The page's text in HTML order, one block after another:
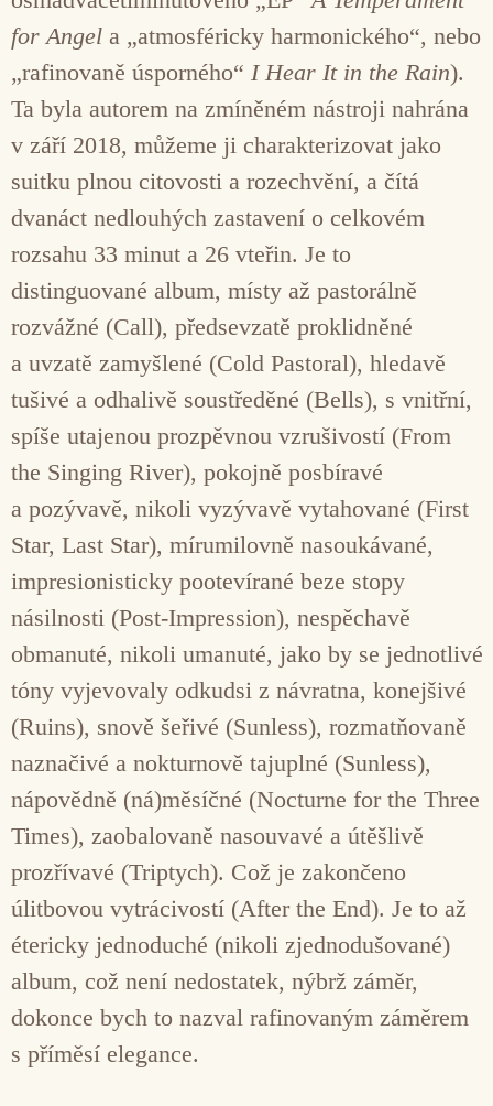
for Angel a „atmosféricky harmonického“, nebo
„rafinovaně úsporného“ I Hear It in the Rain).
Ta byla autorem na zmíněném nástroji nahrána
v září 2018, můžeme ji charakterizovat jako
suitku plnou citovosti a rozechvění, a čítá
dvanáct nedlouhých zastavení o celkovém
rozsahu 33 minut a 26 vteřin. Je to
distinguované album, místy až pastorálně
rozvážné (Call), předsevzatě proklidněné
a uvzatě zamyšlené (Cold Pastoral), hledavě
tušivé a odhalivě soustředěné (Bells), s vnitřní,
spíše utajenou prozpěvnou vzrušivostí (From
the Singing River), pokojně posbíravé
a pozývavě, nikoli vyzývavě vytahované (First
Star, Last Star), mírumilovně nasoukávané,
impresionisticky pootevírané beze stopy
násilnosti (Post-Impression), nespěchavě
obmanuté, nikoli umanuté, jako by se jednotlivé
tóny vyjevovaly odkudsi z návratna, konejšivé
(Ruins), snově šeřivé (Sunless), rozmatňovaně
naznačivé a nokturnově tajuplné (Sunless),
nápovědně (ná)měsíčné (Nocturne for the Three
Times), zaobalovaně nasouvavé a útěšlivě
prozřívavé (Triptych). Což je zakončeno
úlitbovou vytrácivostí (After the End). Je to až
étericky jednoduché (nikoli zjednodušované)
album, což není nedostatek, nýbrž záměr,
dokonce bych to nazval rafinovaným záměrem
s příměsí elegance.